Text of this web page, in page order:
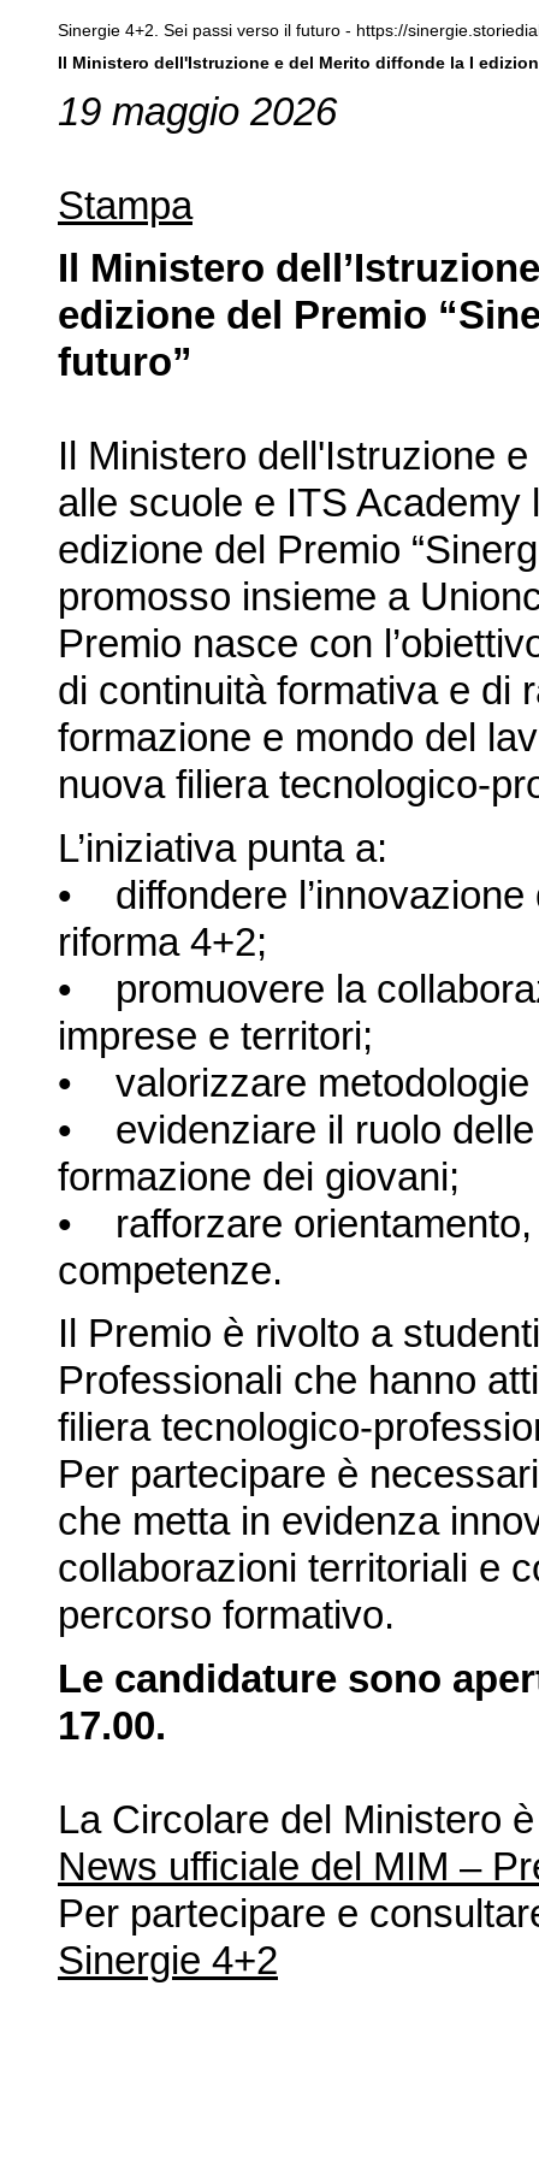
Sinergie 4+2. Sei passi verso il futuro - https://
Il Ministero dell'Istruzione e del Merito diffonde la I
19 maggio 2026
Stampa
Il Ministero
edizione del Premio
futuro”
Il Ministero dell'Istruzione
alle scuole e ITS
edizione del Premio
promosso insieme a
Premio nasce con
di continuità formativa e di
formazione e mondo del
nuova filiera tecnologico-
L’iniziativa punta a:
• diffondere
riforma 4+2;
• promuovere la
imprese e territori;
• valorizzare metodologie
• evidenziare il ruolo
formazione dei giovani;
• rafforzare
competenze.
Il Premio è rivolto a
Professionali che hanno
filiera tecnologico-
Per partecipare è
che metta in evidenza
collaborazioni territoriali e
percorso formativo.
Le candidature sono
17.00.
La Circolare del Ministero
News ufficiale del MIM –
Per partecipare e
Sinergie 4+2